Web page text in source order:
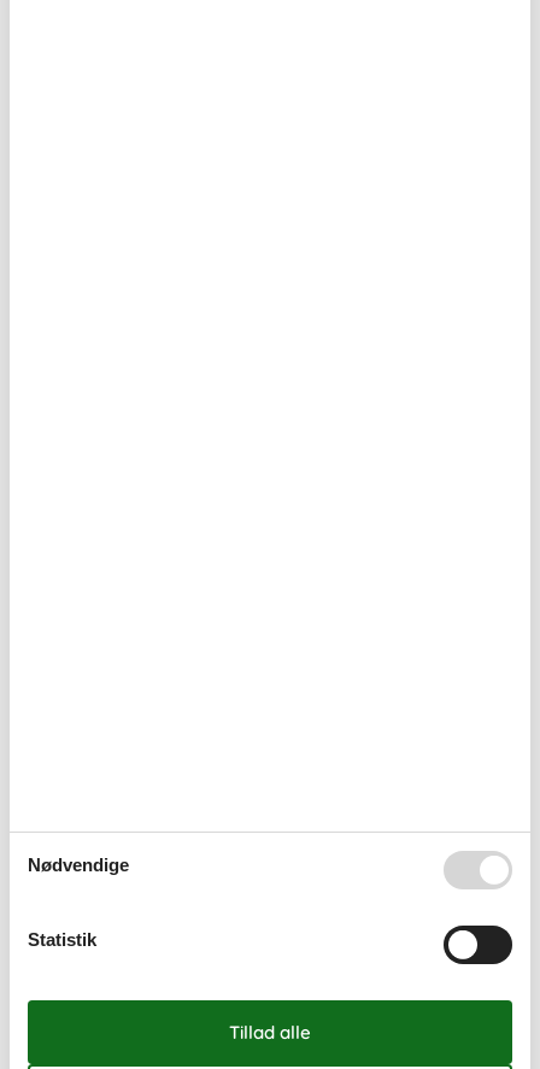
Klintholm Havn er det sommerhusområde der ligger tættest på
Møns Klint. Få hele den spændende historie om natur og dyreliv
på GeoCenter Møns Klint, og besøg Liselund Slotspark hvor ”Den
Nødvendige
Statistik